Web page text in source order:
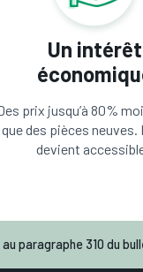
Un intérêt
prix jusqu’à 80%
que des pièces neuves.
devient
paragraphe 310 du